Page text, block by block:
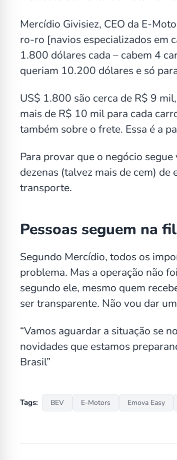
Mercídio Givisiez, CEO da E-
ro-ro [navios especializados em
1.800 dólares cada – cabem 4
queriam 10.200 dólares e só
US$ 1.800 são cerca de R$ 9
mais de R$ 10 mil para cada
também sobre o frete. Essa é a
Para provar que o negócio
dezenas (talvez mais de cem)
transporte.
Pessoas seguem na
Segundo Mercídio, todos os
problema. Mas a operação não
segundo ele, mesmo quem
ser transparente. Não vou dar
“Vamos aguardar a situação se
novidades que estamos
Brasil”
Tags: BEV E-Motors Emova Easy